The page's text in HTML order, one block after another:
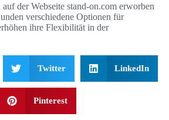
der Webseite stand-on.com erworben
verschiedene Optionen für
ihre Flexibilität in der
Twitter LinkedIn
Pinterest